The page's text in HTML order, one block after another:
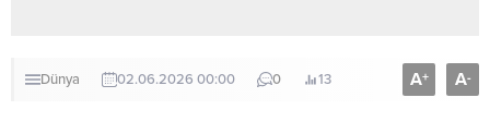
Dünya 02.06.2026 00:00 0 13 A+ A-